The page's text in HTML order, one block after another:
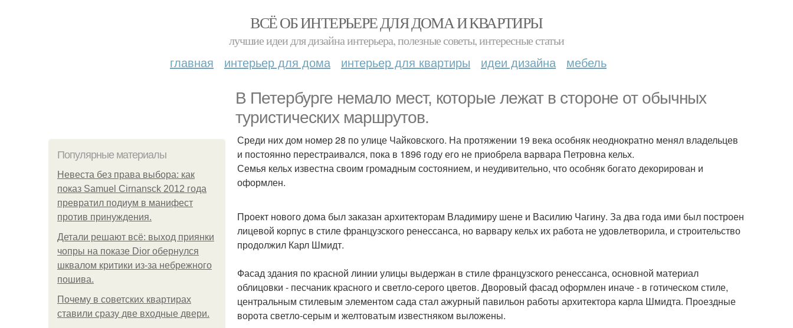
ВСЁ ОБ ИНТЕРЬЕРЕ ДЛЯ ДОМА И КВАРТИРЫ
лучшие идеи для дизайна интерьера, полезные советы, интересные статьи
главная интерьер для дома интерьер для квартиры идеи дизайна мебель
В Петербурге немало мест, которые лежат в стороне от обычных
туристических маршрутов.
Популярные материалы
Невеста без права выбора: как
показ Samuel Cirnansck 2012 года
превратил подиум в манифест
против принуждения.
Детали решают всё: выход приянки
чопры на показе Dior обернулся
шквалом критики из-за небрежного
пошива.
Почему в советских квартирах
ставили сразу две входные двери.
Среди них дом номер 28 по улице Чайковского. На протяжении 19 века особняк неоднократно менял владельцев
и постоянно перестраивался, пока в 1896 году его не приобрела варвара Петровна кельх.
Семья кельх известна своим громадным состоянием, и неудивительно, что особняк богато декорирован и
оформлен.
Проект нового дома был заказан архитекторам Владимиру шене и Василию Чагину. За два года ими был построен
лицевой корпус в стиле французского ренессанса, но варвару кельх их работа не удовлетворила, и строительство
продолжил Карл Шмидт.
Фасад здания по красной линии улицы выдержан в стиле французского ренессанса, основной материал
облицовки - песчаник красного и светло-серого цветов. Дворовый фасад оформлен иначе - в готическом стиле,
центральным стилевым элементом сада стал ажурный павильон работы архитектора карла Шмидта. Проездные
ворота светло-серым и желтоватым известняком выложены.